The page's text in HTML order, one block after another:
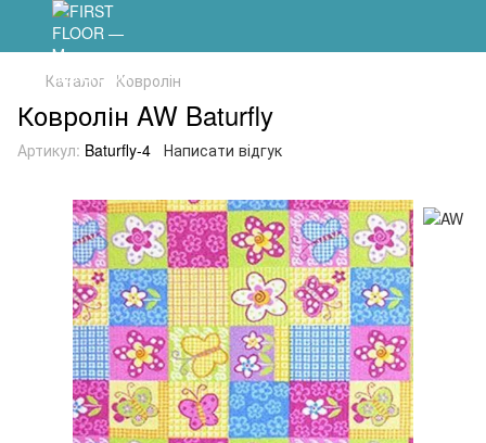
Каталог Ковролін
Ковролін AW Baturfly
Артикул: Baturfly-4 Написати відгук